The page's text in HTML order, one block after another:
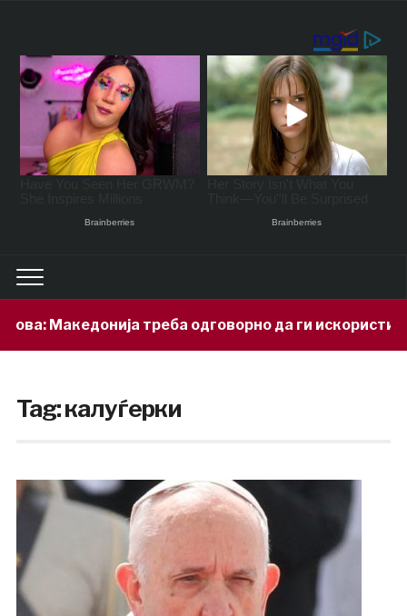
Македонија треба одговорно да ги искористи
Tag:калуѓерки